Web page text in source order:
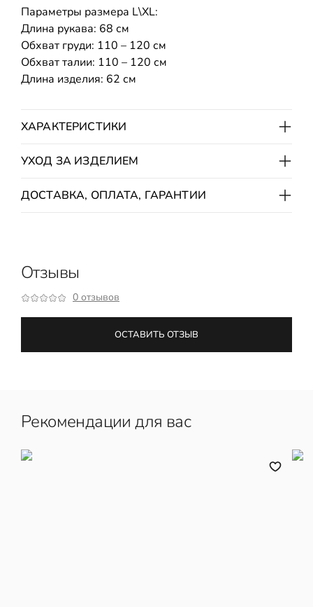
Параметры размера L\XL:
Длина рукава: 68 см
Обхват груди: 110 – 120 см
Обхват талии: 110 – 120 см
Длина изделия: 62 см
ХАРАКТЕРИСТИКИ
УХОД ЗА ИЗДЕЛИЕМ
ДОСТАВКА, ОПЛАТА, ГАРАНТИИ
Отзывы
0 отзывов
ОСТАВИТЬ ОТЗЫВ
Рекомендации для вас